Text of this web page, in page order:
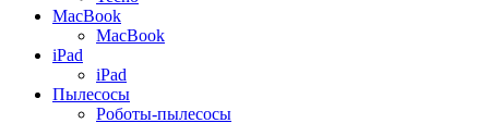
MacBook
MacBook
iPad
iPad
Пылесосы
Роботы-пылесосы